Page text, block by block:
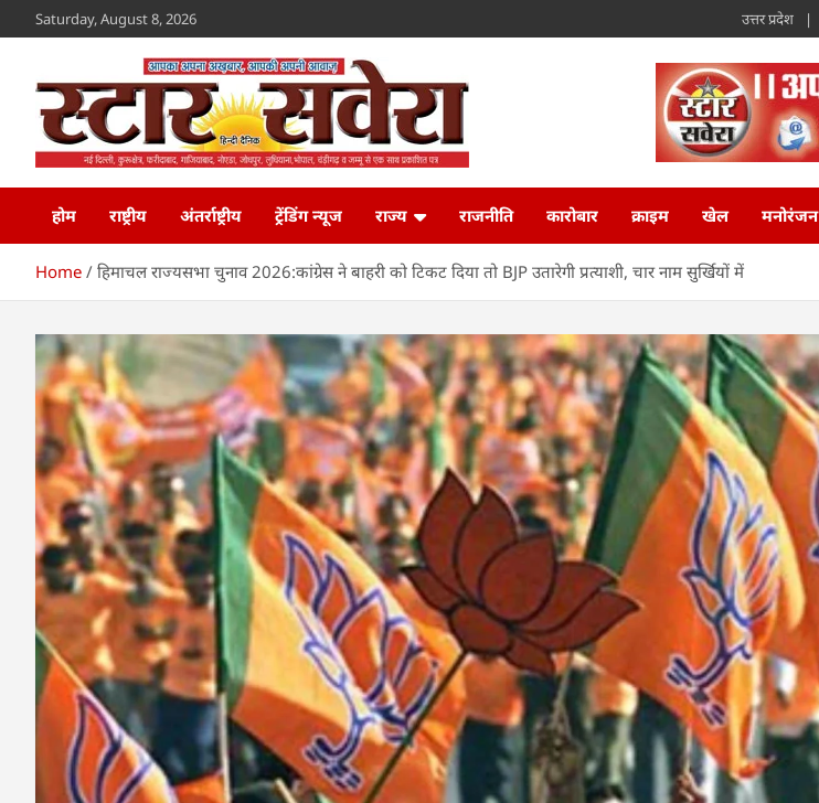
to
Saturday, August 8, 2026 उत्तर प्रदेश
Star Savera
होम
राष्ट्रीय अंतर्राष्ट्रीय ट्रेंडिंग न्यूज राज्य राजनीति कारोबार क्राइम खेल मनोरंजन
Home हिमाचल राज्यसभा चुनाव 2026:कांग्रेस ने बाहरी को टिकट दिया तो BJP उतारेगी प्रत्याशी, चार नाम सुर्खियों में